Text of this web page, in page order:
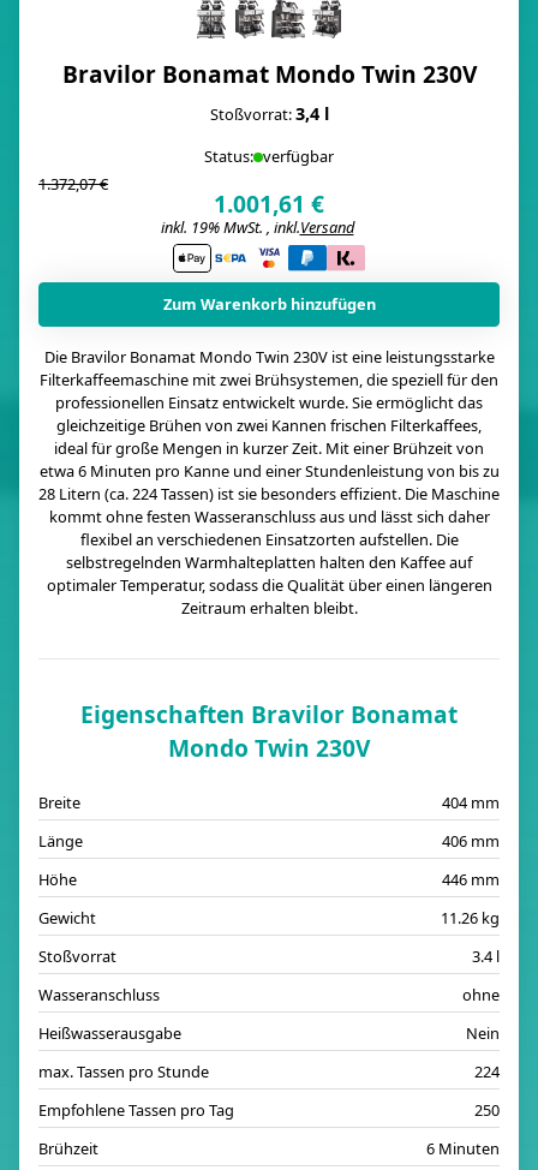
Bravilor Bonamat Mondo Twin 230V
Stoßvorrat:3,4 l
Status: verfügbar
1.372,07 €
1.001,61 €
inkl. 19% MwSt. , inkl.Versand
Zum Warenkorb hinzufügen
Die Bravilor Bonamat Mondo Twin 230V ist eine leistungsstarke
Filterkaffeemaschine mit zwei Brühsystemen, die speziell für den
professionellen Einsatz entwickelt wurde. Sie ermöglicht das
gleichzeitige Brühen von zwei Kannen frischen Filterkaffees,
ideal für große Mengen in kurzer Zeit. Mit einer Brühzeit von
etwa 6 Minuten pro Kanne und einer Stundenleistung von bis zu
28 Litern (ca. 224 Tassen) ist sie besonders effizient​. Die Maschine
kommt ohne festen Wasseranschluss aus und lässt sich daher
flexibel an verschiedenen Einsatzorten aufstellen. Die
selbstregelnden Warmhalteplatten halten den Kaffee auf
optimaler Temperatur, sodass die Qualität über einen längeren
Zeitraum erhalten bleibt.
Eigenschaften Bravilor Bonamat
Mondo Twin 230V
Breite
404 mm
Länge
406 mm
Höhe
446 mm
Gewicht
11.26 kg
Stoßvorrat
3.4 l
Wasseranschluss
ohne
Heißwasserausgabe
Nein
max. Tassen pro Stunde
224
Empfohlene Tassen pro Tag
250
Brühzeit
6 Minuten